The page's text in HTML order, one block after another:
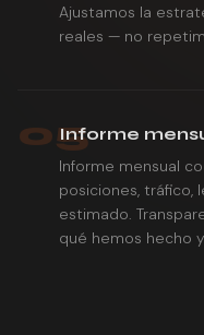
Ajustamos la
reales — no
05Informe
Informe mensual
posiciones, tráfico,
estimado.
qué hemos hecho